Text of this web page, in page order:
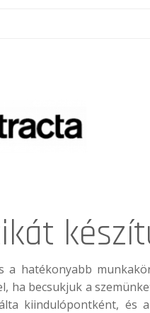
a hatékonyabb
becsukjuk a
kiindulópontként, és